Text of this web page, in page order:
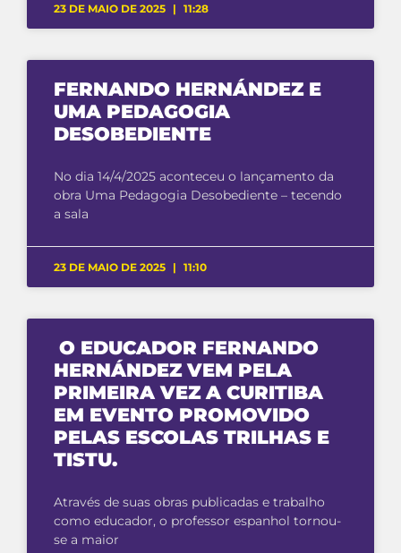
23 DE MAIO DE 2025 11:28
FERNANDO HERNÁNDEZ E
UMA PEDAGOGIA
DESOBEDIENTE
No dia 14/4/2025 aconteceu o lançamento da
obra Uma Pedagogia Desobediente – tecendo
a sala
23 DE MAIO DE 2025 11:10
O EDUCADOR FERNANDO
HERNÁNDEZ VEM PELA
PRIMEIRA VEZ A CURITIBA
EM EVENTO PROMOVIDO
PELAS ESCOLAS TRILHAS E
TISTU.
Através de suas obras publicadas e trabalho
como educador, o professor espanhol tornou-
se a maior